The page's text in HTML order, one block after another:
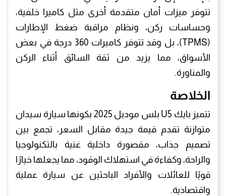
تتوفر ميزات أمان متقدمة أخرى مثل كاميرا خلفية،
وحساسات ركن، ونظام مراقبة ضغط الإطارات
(TPMS)، بل وقد تتوفر كاميرات 360 درجة في بعض
الأسواق، مما يزيد من ثقة السائق أثناء الركن
والمناورة.
​الخلاصة
​تتميز بايك U5 بلس موديل 2025 بكونها سيارة سيدان
متوازنة تقدم قيمة جيدة مقابل السعر، تجمع بين
تصميم جذاب، مقصورة داخلية غنية بالتكنولوجيا
والراحة، وكفاءة في استهلاك الوقود، مما يجعلها خيارًا
قويًا للعائلات والأفراد الباحثين عن سيارة عملية
واقتصادية.